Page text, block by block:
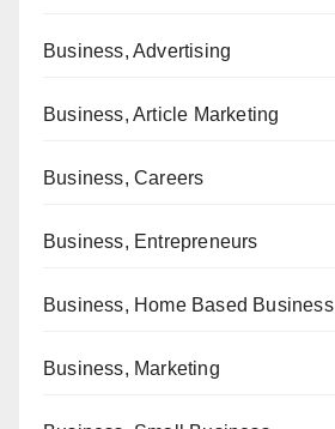
Business, Advertising
Business, Article Marketing
Business, Careers
Business, Entrepreneurs
Business, Home Based Business
Business, Marketing